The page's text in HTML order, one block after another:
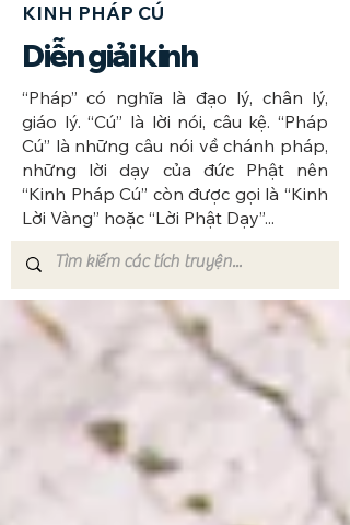
KINH PHÁP CÚ
Diễn giải kinh
​“Pháp” có nghĩa là đạo lý, chân lý,
giáo lý. “Cú” là lời nói, câu kệ. “Pháp
Cú” là những câu nói về chánh pháp,
những lời dạy của đức Phật nên
“Kinh Pháp Cú” còn được gọi là “Kinh
Lời Vàng” hoặc “Lời Phật Dạy”...